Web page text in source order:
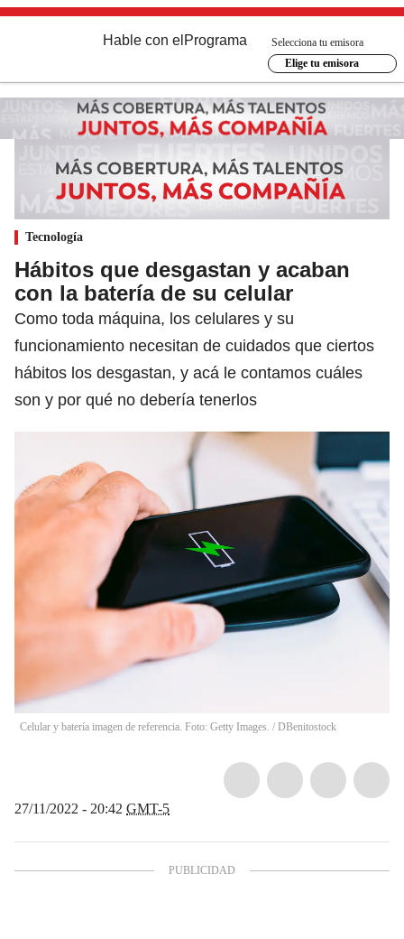
Hable con el Programa
Selecciona tu emisora
Elige tu emisora
Tecnología
Hábitos que desgastan y acaban
con la batería de su celular
Como toda máquina, los celulares y su
funcionamiento necesitan de cuidados que ciertos
hábitos los desgastan, y acá le contamos cuáles
son y por qué no debería tenerlos
Celular y batería imagen de referencia. Foto: Getty Images. / DBenitostock
27/11/2022 - 20:42 GMT-5